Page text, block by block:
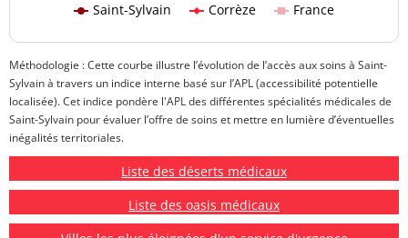
Saint-Sylvain Corrèze France
Méthodologie : Cette courbe illustre l’évolution de l’accès aux soins à Saint-
Sylvain à travers un indice interne basé sur l’APL (accessibilité potentielle
localisée). Cet indice pondère l'APL des différentes spécialités médicales de
Saint-Sylvain pour évaluer l’offre de soins et mettre en lumière d’éventuelles
inégalités territoriales.
Liste des déserts médicaux
Liste des oasis médicaux